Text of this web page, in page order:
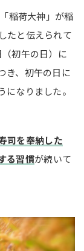
稲荷大神」が稲
たと伝えられて
初午の日）に
き、初午の日に
なりました。
司を奉納した
る習慣が続いて